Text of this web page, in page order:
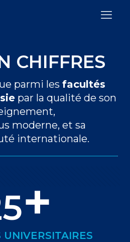
CHIFFRES
parmi les facultés
par la qualité de son
moderne, et sa
internationale.
+
UNIVERSITAIRES